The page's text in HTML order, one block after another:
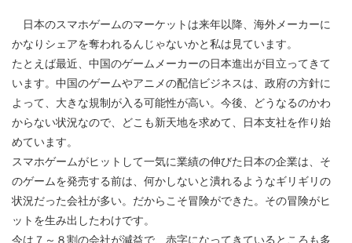
日本のスマホゲームのマーケットは来年以降、海外メーカーに
かなりシェアを奪われるんじゃないかと私は見ています。
たとえば最近、中国のゲームメーカーの日本進出が目立ってきて
います。中国のゲームやアニメの配信ビジネスは、政府の方針に
よって、大きな規制が入る可能性が高い。今後、どうなるのかわ
からない状況なので、どこも新天地を求めて、日本支社を作り始
めています。
スマホゲームがヒットして一気に業績の伸びた日本の企業は、そ
のゲームを発売する前は、何かしないと潰れるようなギリギリの
状況だった会社が多い。だからこそ冒険ができた。その冒険がヒ
ットを生み出したわけです。
今は７～８割の会社が減益で、赤字になってきているところも多